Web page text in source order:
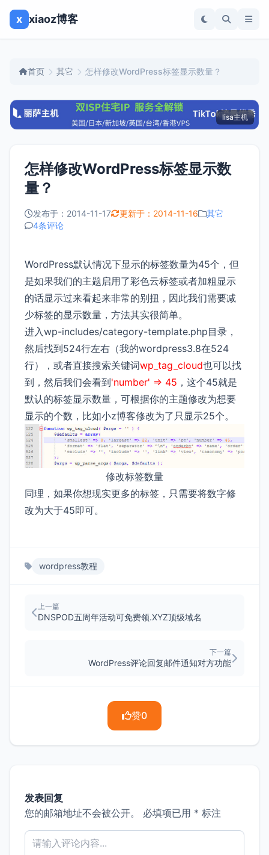
x xiaoz博客
首页 其它 怎样修改WordPress标签显示数量？
lisa主机
怎样修改WordPress标签显示数
量？
发布于：2014-11-17 更新于：2014-11-16
其它
4条评论
WordPress默认情况下显示的标签数量为45个，但
是如果我们的主题启用了彩色云标签或者加粗显示
的话显示过来看起来非常的别扭，因此我们需要减
少标签的显示数量，方法其实很简单。
进入wp-includes/category-template.php目录，
然后找到524行左右（我的wordpress3.8在524
行），或者直接搜索关键词wp_tag_cloud也可以找
到，然后我们会看到'number' => 45 ，这个45就是
默认的标签显示数量，可根据你的主题修改为想要
显示的个数，比如小z博客修改为了只显示25个。
修改标签数量
同理，如果你想现实更多的标签，只需要将数字修
改为大于45即可。
wordpress教程
上一篇
DNSPOD五周年活动可免费领.XYZ顶级域名
下一篇
WordPress评论回复邮件通知对方功能
赞0
发表回复
您的邮箱地址不会被公开。
必填项已用 * 标注